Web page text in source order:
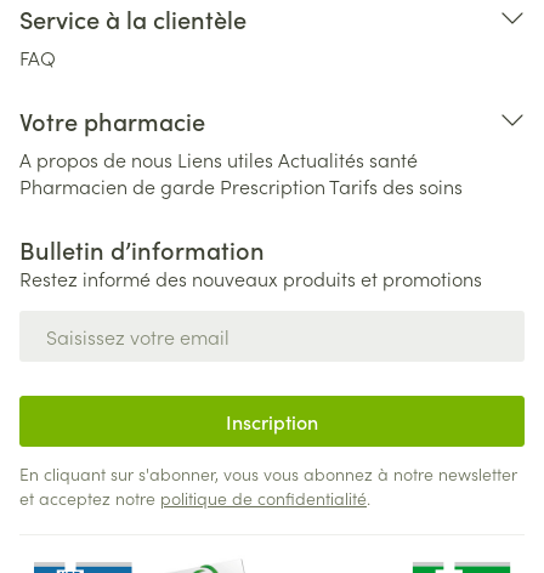
Service à la clientèle
FAQ
Votre pharmacie
A propos de nous Liens utiles Actualités santé
Pharmacien de garde PrescriptionTarifs des soins
Bulletin d’information
Restez informé des nouveaux produits et promotions
Inscription
En cliquant sur s'abonner, vous vous abonnez à notre newsletter
et acceptez notre politique de confidentialité.